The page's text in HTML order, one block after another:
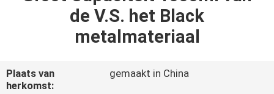
ONGEVEER
FABRIEKSREIS
de V.S. het Black
metalmateriaal
Plaats van
herkomst:
gemaakt in China